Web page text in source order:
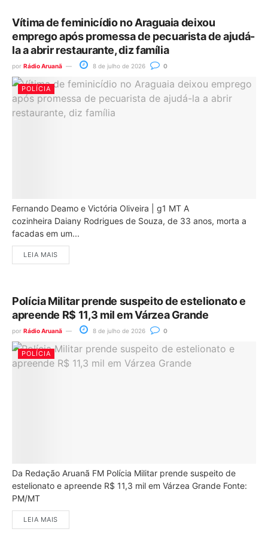
Vítima de feminicídio no Araguaia deixou
emprego após promessa de pecuarista de ajudá-
la a abrir restaurante, diz família
por Rádio Aruanã 8 de julho de 2026 0
POLÍCIA
Fernando Deamo e Victória Oliveira | g1 MT A
cozinheira Daiany Rodrigues de Souza, de 33 anos, morta a
facadas em um...
LEIA MAIS
Polícia Militar prende suspeito de estelionato e
apreende R$ 11,3 mil em Várzea Grande
por Rádio Aruanã 8 de julho de 2026 0
POLÍCIA
Da Redação Aruanã FM Polícia Militar prende suspeito de
estelionato e apreende R$ 11,3 mil em Várzea Grande Fonte:
PM/MT
LEIA MAIS